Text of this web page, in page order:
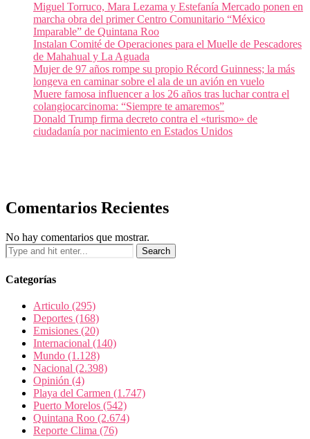
Miguel Torruco, Mara Lezama y Estefanía Mercado ponen en
marcha obra del primer Centro Comunitario “México
Imparable” de Quintana Roo
Instalan Comité de Operaciones para el Muelle de Pescadores
de Mahahual y La Aguada
Mujer de 97 años rompe su propio Récord Guinness; la más
longeva en caminar sobre el ala de un avión en vuelo
Muere famosa influencer a los 26 años tras luchar contra el
colangiocarcinoma: “Siempre te amaremos”
Donald Trump firma decreto contra el «turismo» de
ciudadanía por nacimiento en Estados Unidos
Comentarios Recientes
No hay comentarios que mostrar.
Categorías
Articulo (295)
Deportes (168)
Emisiones (20)
Internacional (140)
Mundo (1.128)
Nacional (2.398)
Opinión (4)
Playa del Carmen (1.747)
Puerto Morelos (542)
Quintana Roo (2.674)
Reporte Clima (76)